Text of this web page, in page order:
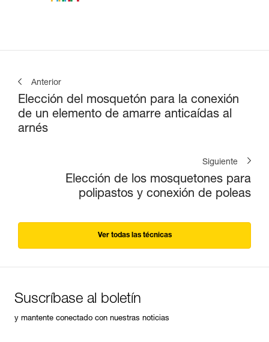
Anterior
Elección del mosquetón para la conexión
de un elemento de amarre anticaídas al
arnés
Siguiente
Elección de los mosquetones para
polipastos y conexión de poleas
Ver todas las técnicas
Suscríbase al boletín
y mantente conectado con nuestras noticias